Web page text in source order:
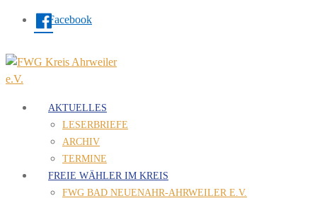
Facebook
AKTUELLES
LESERBRIEFE
ARCHIV
TERMINE
FREIE WÄHLER IM KREIS
FWG BAD NEUENAHR-AHRWEILER E.V.